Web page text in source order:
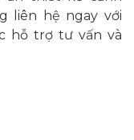
liên hệ ngay với
hỗ trợ tư vấn và